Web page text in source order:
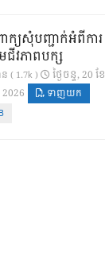
ាក្យសុំបញ្ជាក់អំពីការ
វភាពបក្ស
( 1.7k )
ថ្ងៃ​ចន្ទ, 20 ខែ​
2026
ទាញយក